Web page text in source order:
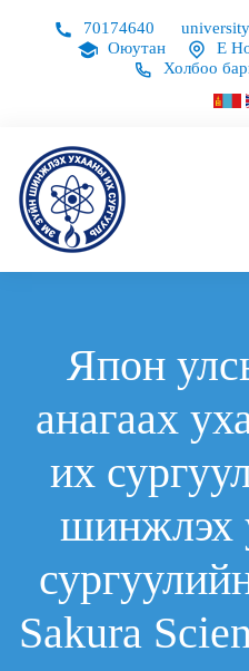
70174640
Оюутан
Е
Холбоо
Япон
анагаах
их
шинжлэх
Sakura